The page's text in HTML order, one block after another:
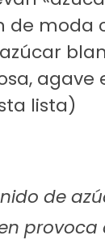
de moda
agave
lista)
de
provoca